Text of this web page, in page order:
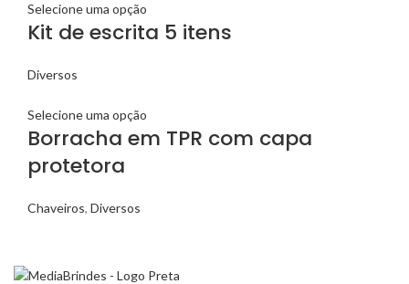
Selecione uma opção
Kit de escrita 5 itens
Diversos
Selecione uma opção
Borracha em TPR com capa
protetora
Chaveiros, Diversos